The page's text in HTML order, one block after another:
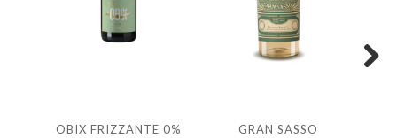
OBIX FRIZZANTE 0%
GRAN SASSO